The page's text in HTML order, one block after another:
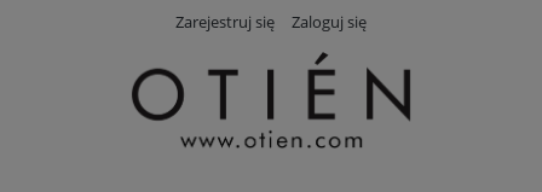
Zarejestruj się Zaloguj się